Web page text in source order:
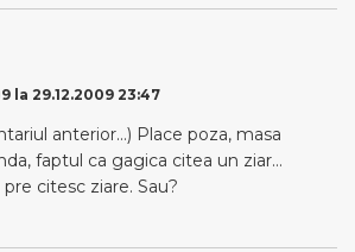
la 29.12.2009 23:47
anterior…) Place poza, masa
faptul ca gagica citea un ziar…
citesc ziare. Sau?